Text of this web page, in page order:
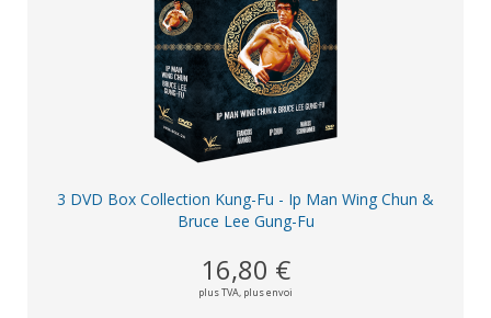
3 DVD Box Collection Kung-Fu - Ip Man Wing Chun &
Bruce Lee Gung-Fu
16,80 €
plus TVA, plus envoi